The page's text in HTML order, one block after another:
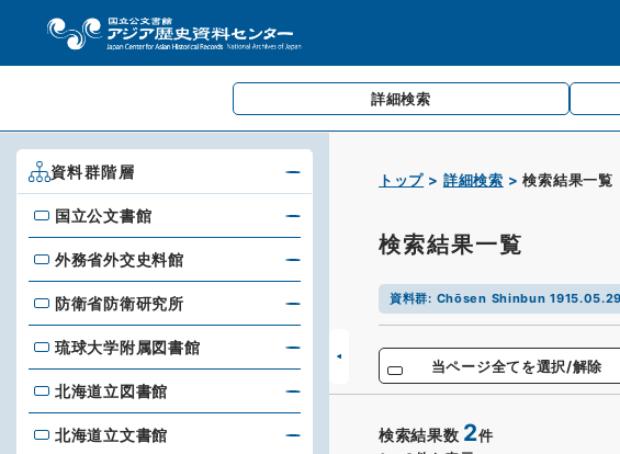
詳細検索
トップ 詳細検索 検索結果一覧
検索結果一覧
資料群: Chōsen Shinbun 1915.05.29
当ページ全てを選択/解除
検索結果数 2件
資料群階層
国立公文書館
国立公文書館
外務省外交史料館
外務省外交史料館
防衛省防衛研究所
防衛省防衛研究所
琉球大学附属図書館
琉球大学附属図書館
北海道立図書館
北海道立図書館
北海道立文書館
北海道立文書館